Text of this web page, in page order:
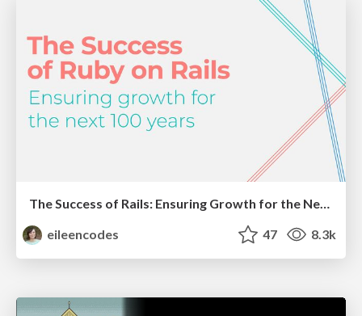
The Success of Rails: Ensuring Growth for the Next 100 Years
eileencodes
47 8.3k